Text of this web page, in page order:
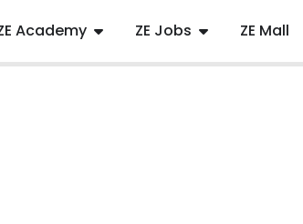
Academy ZE Jobs ZE Mall